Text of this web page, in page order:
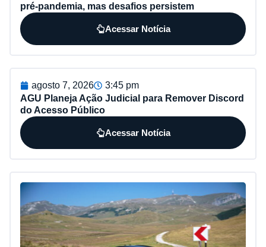
pré-pandemia, mas desafios persistem
Acessar Notícia
agosto 7, 2026
3:45 pm
AGU Planeja Ação Judicial para Remover Discord
do Acesso Público
Acessar Notícia